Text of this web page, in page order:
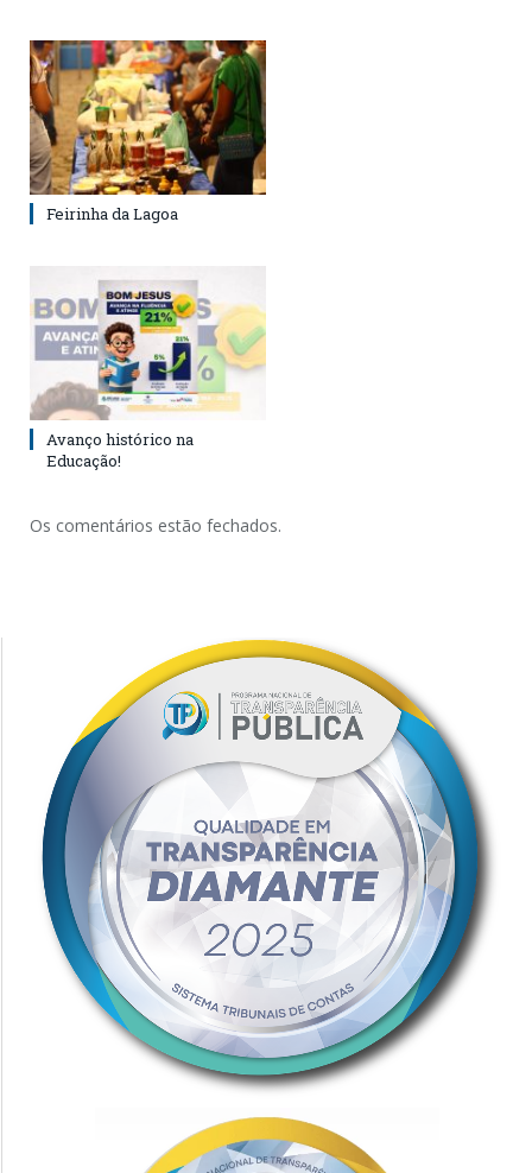
Feirinha da Lagoa
Avanço histórico na
Educação!
Os comentários estão fechados.